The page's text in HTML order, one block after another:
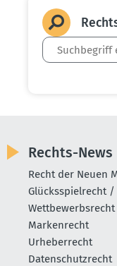
Rechts-News
Recht der Neuen
Glücksspielrecht
Wettbewerbsrecht
Markenrecht
Urheberrecht
Datenschutzrecht